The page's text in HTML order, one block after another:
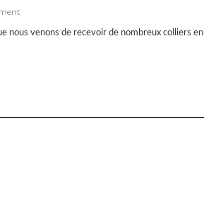
nous venons de recevoir de nombreux colliers en